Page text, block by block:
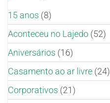
15 anos (8)
Aconteceu no Lajedo (52)
Aniversários (16)
Casamento ao ar livre (24)
Corporativos (21)